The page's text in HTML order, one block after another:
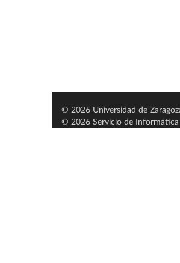
© 2026 Universidad de
© 2026 Servicio de Informática